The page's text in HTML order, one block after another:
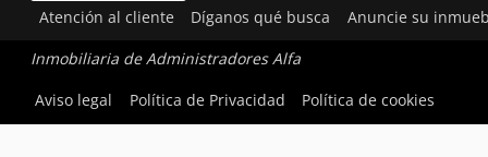
Atención al cliente Díganos qué busca Anuncie su
Inmobiliaria de Administradores Alfa
Aviso legal
Política de Privacidad Política de cookies